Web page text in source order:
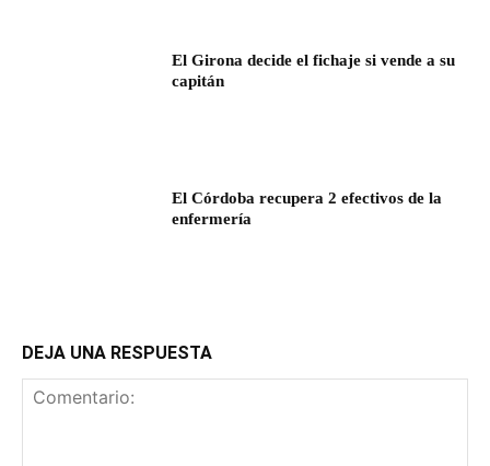
El Girona decide el fichaje si vende a su
capitán
El Córdoba recupera 2 efectivos de la
enfermería
DEJA UNA RESPUESTA